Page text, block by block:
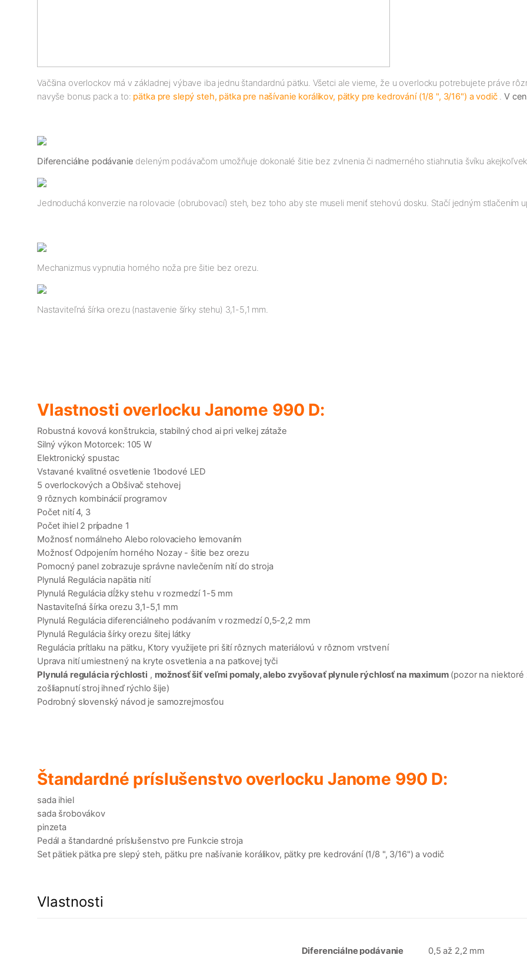
Väčšina overlockov má v základnej výbave iba jednu štandardnú pätku. Všetci ale vieme, že u overlocku potrebujete práve
navyše bonus pack a to: pätka pre slepý steh, pätka pre našívanie korálikov, pätky pre kedrování (1/8 ", 3/16") a vodič.V
Diferenciálne podávanie deleným podávačom umožňuje dokonalé šitie bez zvlnenia či nadmerného stiahnutia švíku
Jednoduchá konverzie na rolovacie (obrubovací) steh, bez toho aby ste museli meniť stehovú dosku. Stačí jedným stlačením
Mechanizmus vypnutia horného noža pre šitie bez orezu.
Nastaviteľná šírka orezu (nastavenie šírky stehu) 3,1-5,1 mm.
Vlastnosti overlocku Janome 990 D:
Robustná kovová konštrukcia, stabilný chod ai pri velkej zátaže
Silný výkon Motorcek: 105 W
Elektronický spustac
Vstavané kvalitné osvetlenie 1bodové LED
5 overlockových a Obšivač stehovej
9 rôznych kombinácií programov
Počet nití 4, 3
Počet ihiel 2 prípadne 1
Možnosť normálneho Alebo rolovacieho lemovaním
Možnosť Odpojením horného Nozay - šitie bez orezu
Pomocný panel zobrazuje správne navlečením nití do stroja
Plynulá Regulácia napätia nití
Plynulá Regulácia dĺžky stehu v rozmedzí 1-5 mm
Nastaviteľná šírka orezu 3,1-5,1 mm
Plynulá Regulácia diferenciálneho podávaním v rozmedzí 0,5-2,2 mm
Plynulá Regulácia šírky orezu šitej látky
Regulácia prítlaku na pätku, Ktory využijete pri šití rôznych materiálovú v rôznom vrstvení
Uprava nití umiestnený na kryte osvetlenia a na patkovej tyči
Plynulá regulácia rýchlosti , možnosť šiť veľmi pomaly, alebo zvyšovať plynule rýchlosť na maximum(pozor na niektoré
zošliapnutí stroj ihneď rýchlo šije)
Podrobný slovenský návod je samozrejmosťou
Štandardné príslušenstvo overlocku Janome 990 D:
sada ihiel
sada šrobovákov
pinzeta
Pedál a štandardné príslušenstvo pre Funkcie stroja
Set pätiek pätka pre slepý steh, pätku pre našívanie korálikov, pätky pre kedrování (1/8 ", 3/16") a vodič
Vlastnosti
Diferenciálne podávanie 0,5 až 2,2 mm